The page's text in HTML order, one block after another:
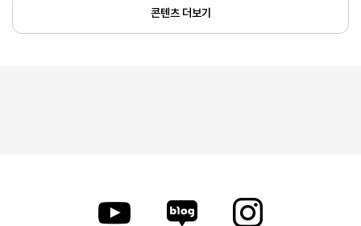
콘텐츠 더보기